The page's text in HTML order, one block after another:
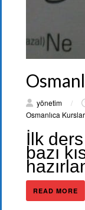
yönetim /
Osmanlıca
İlk
bazı
READ MORE